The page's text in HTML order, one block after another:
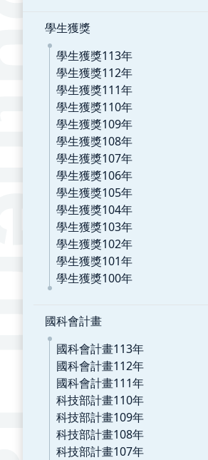
學生獲獎
學生獲獎113年
學生獲獎112年
學生獲獎111年
學生獲獎110年
學生獲獎109年
學生獲獎108年
學生獲獎107年
學生獲獎106年
學生獲獎105年
學生獲獎104年
學生獲獎103年
學生獲獎102年
學生獲獎101年
學生獲獎100年
國科會計畫
國科會計畫113年
國科會計畫112年
國科會計畫111年
科技部計畫110年
科技部計畫109年
科技部計畫108年
科技部計畫107年